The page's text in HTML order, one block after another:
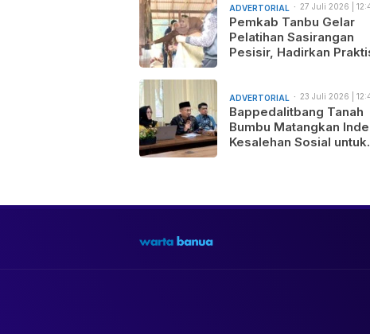
ADVERTORIAL
27 Juli 2026 |
am
Pemkab Tanbu Gelar
Pelatihan Sasirangan
Pesisir, Hadirkan
Pemasaran Produk
ADVERTORIAL
23 Juli 2026 |
am
Bappedalitbang Tanah
Bumbu Matangkan
Kesalehan Sosial untuk